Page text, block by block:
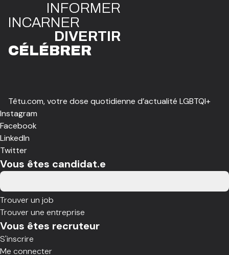
INFORMER
INCARNER
DIVERTIR
CÉLÉBRER
Têtu.com, votre dose quotidienne d’actualité LGBTQI+
Instagram
Facebook
LinkedIn
Twitter
Vous êtes candidat.e
Trouver un job
Trouver une entreprise
Vous êtes recruteur
S'inscrire
Me connecter